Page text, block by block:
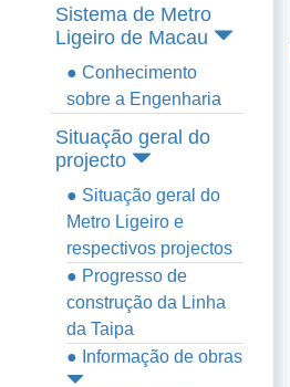
Sistema de Metro
Ligeiro de Macau
● Conhecimento
sobre a Engenharia
Situação geral do
projecto
● Situação geral do
Metro Ligeiro e
respectivos projectos
● Progresso de
construção da Linha
da Taipa
● Informação de obras